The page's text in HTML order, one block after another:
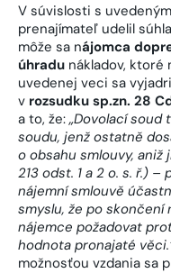
V súvislosti s
prenajímateľ udelil
môže sa nájomca
úhradu nákladov, ktoré
uvedenej veci sa
v rozsudku sp.zn. 28
a to, že: „Dovolací soud
soudu, jenž ostatně
o obsahu smlouvy, aniž
213 odst. 1 a 2 o. s. ř.)
nájemní smlouvě
smyslu, že po
nájemce požadovat
hodnota pronajaté
možnosťou vzdania sa